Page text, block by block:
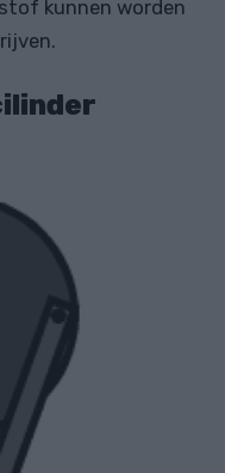
kunnen worden